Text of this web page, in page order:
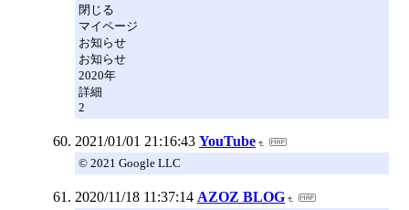
閉じる
マイページ
お知らせ
お知らせ
2020年
詳細
2
2021/01/01 21:16:43 YouTube
© 2021 Google LLC
2020/11/18 11:37:14 AZOZ BLOG